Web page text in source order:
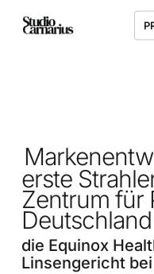
erste
Zentrum für
die Equinox
Linsengericht